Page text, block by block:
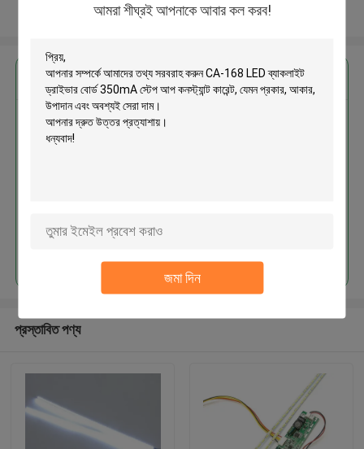
আমরা শীঘ্রই আপনাকে আবার কল করব!
জমা দিন
আরো দেখুন
এর সেরা মূল্য পান
CA-168 LED ব্যাকলাইট ড্রাইভার বোর্ড
প্রস্তাবিত পণ্য